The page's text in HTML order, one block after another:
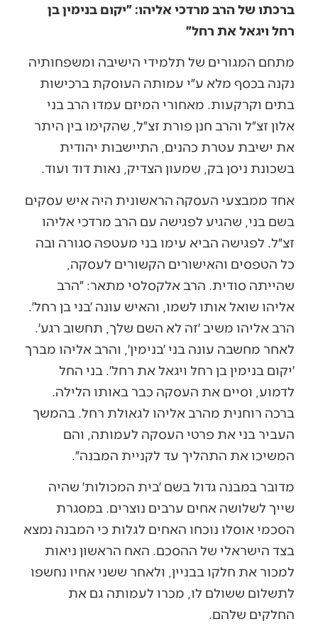
ברכתו של הרב מרדכי אליהו: ״יקום בנימין בן
רחל ויגאל את רחל״
מתחם המגורים של תלמידי הישיבה ומשפחותיה
נקנה בכסף מלא ע״י עמותה העוסקת ברכישות
בתים וקרקעות. מאחורי המיזם עמדו הרב בני
אלון זצ״ל והרב חנן פורת זצ״ל, שהקימו בין היתר
את ישיבת עטרת כהנים, התיישבות יהודית
בשכונת ניסן בק, שמעון הצדיק, נאות דוד ועוד.
אחד ממבצעי העסקה הראשונית היה איש עסקים
בשם בני, שהגיע לפגישה עם הרב מרדכי אליהו
זצ״ל. לפגישה הביא עימו בני מעטפה סגורה ובה
כל הטפסים והאישורים הקשורים לעסקה,
שהייתה סודית. הרב אלקסלסי מתאר: ״הרב
אליהו שואל אותו לשמו, והאיש עונה ׳בני בן רחל׳.
הרב אליהו משיב ׳זה לא השם שלך, תחשוב רגע׳.
לאחר מחשבה עונה בני ׳בנימין׳, והרב אליהו מברך
׳יקום בנימין בן רחל ויגאל את רחל׳. בני החל
לדמוע, וסיים את העסקה כבר באותו הלילה.
ברכה רוחנית מהרב אליהו לגאולת רחל. בהמשך
העביר בני את פרטי העסקה לעמותה, והם
המשיכו את התהליך עד לקניית המבנה״.
מדובר במבנה גדול בשם ׳בית המכולות׳ שהיה
שייך לשלושה אחים ערבים נוצרים. במסגרת
הסכמי אוסלו נוכחו האחים לגלות כי המבנה נמצא
בצד הישראלי של ההסכם. האח הראשון ניאות
למכור את חלקו בבניין, ולאחר ששני אחיו נחשפו
לתשלום ששולם לו, מכרו לעמותה גם את
החלקים שלהם.